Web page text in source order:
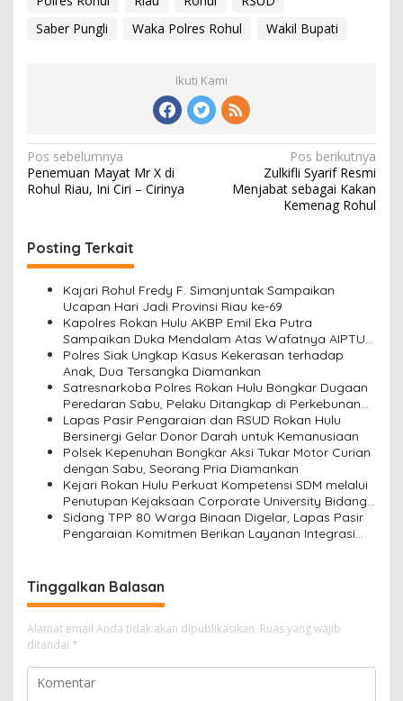
Saber Pungli
Waka Polres Rohul Wakil Bupati
Ikuti Kami
Navigasi
pos
Pos sebelumnya
Penemuan Mayat Mr X di
Rohul Riau, Ini Ciri – Cirinya
Pos berikutnya
Zulkifli Syarif Resmi
Menjabat sebagai Kakan
Kemenag Rohul
Posting Terkait
Kajari Rohul Fredy F. Simanjuntak Sampaikan
Ucapan Hari Jadi Provinsi Riau ke-69
Kapolres Rokan Hulu AKBP Emil Eka Putra
Sampaikan Duka Mendalam Atas Wafatnya AIPTU
Rinaldi
Polres Siak Ungkap Kasus Kekerasan terhadap
Anak, Dua Tersangka Diamankan
Satresnarkoba Polres Rokan Hulu Bongkar Dugaan
Peredaran Sabu, Pelaku Ditangkap di Perkebunan
Sawit
Lapas Pasir Pengaraian dan RSUD Rokan Hulu
Bersinergi Gelar Donor Darah untuk Kemanusiaan
Polsek Kepenuhan Bongkar Aksi Tukar Motor Curian
dengan Sabu, Seorang Pria Diamankan
Kejari Rokan Hulu Perkuat Kompetensi SDM melalui
Penutupan Kejaksaan Corporate University Bidang
Perencanaan 2026
Sidang TPP 80 Warga Binaan Digelar, Lapas Pasir
Pengaraian Komitmen Berikan Layanan Integrasi
Tinggalkan Balasan
Alamat email Anda tidak akan dipublikasikan. Ruas yang wajib
ditandai *